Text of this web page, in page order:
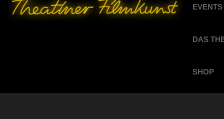
EVENTS
DAS
SHOP